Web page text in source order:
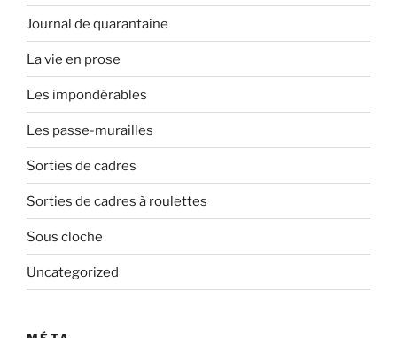
Journal de quarantaine
La vie en prose
Les impondérables
Les passe-murailles
Sorties de cadres
Sorties de cadres à roulettes
Sous cloche
Uncategorized